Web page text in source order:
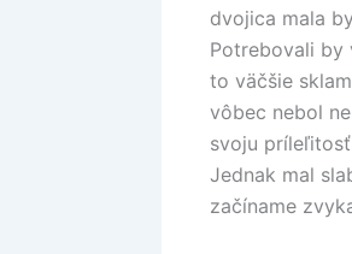
dvojica mala
Potrebovali by
to väčšie
vôbec nebol
svoju
Jednak mal
začíname